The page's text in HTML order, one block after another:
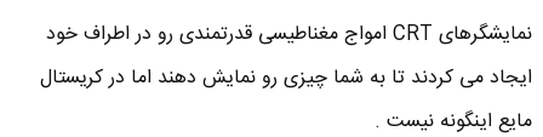
نمایشگرهای CRT امواج مغناطیسی قدرتمندی رو در اطراف خود
ایجاد می کردند تا به شما چیزی رو نمایش دهند اما در کریستال
مایع اینگونه نیست .